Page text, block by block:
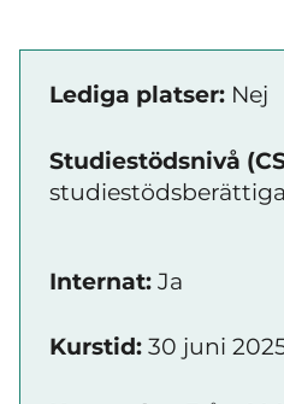
Lediga platser: Nej
Studiestödsnivå
Internat: Ja
Kurstid: 30 juni